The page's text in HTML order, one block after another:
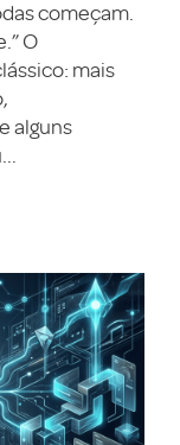
começam.
O
mais
alguns